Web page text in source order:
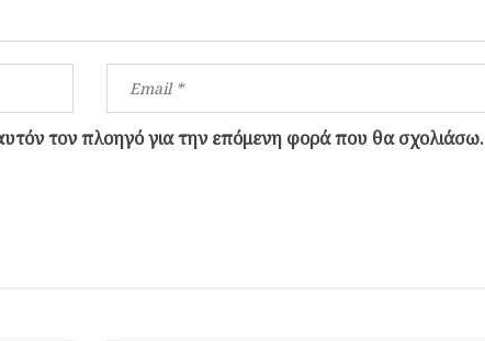
τον πλοηγό για την επόμενη φορά που θα σχολιάσω.